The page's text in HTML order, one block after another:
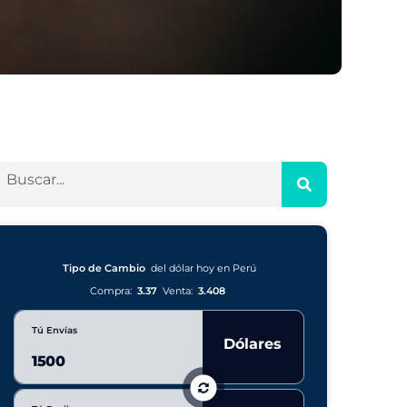
Tipo de Cambio del dólar hoy en Perú
Compra: 3.37 Venta: 3.408
Tú Envías
Dólares